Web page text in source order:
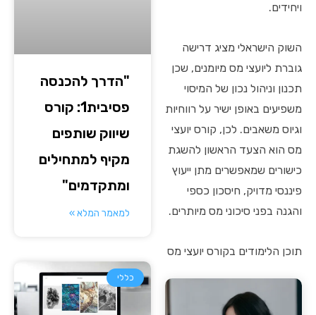
ויחידים.
השוק הישראלי מציג דרישה
גוברת ליועצי מס מיומנים, שכן
תכנון וניהול נכון של המיסוי
משפיעים באופן ישיר על רווחיות
וגיוס משאבים. לכן, קורס יועצי
מס הוא הצעד הראשון להשגת
כישורים שמאפשרים מתן ייעוץ
פיננסי מדויק, חיסכון כספי
והגנה בפני סיכוני מס מיותרים.
תוכן הלימודים בקורס יועצי מס
"הדרך להכנסה
פסיבית1: קורס
שיווק שותפים
מקיף למתחילים
ומתקדמים"
למאמר המלא »
כללי